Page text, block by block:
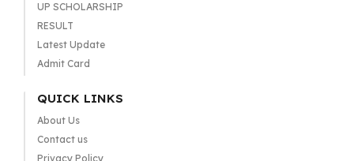
UP SCHOLARSHIP
RESULT
Latest Update
Admit Card
QUICK LINKS
About Us
Contact us
Privacy Policy